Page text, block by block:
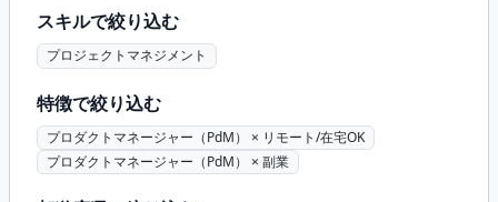
スキルで絞り込む
プロジェクトマネジメント
特徴で絞り込む
プロダクトマネージャー（PdM） × リモート/在宅OK
プロダクトマネージャー（PdM） × 副業